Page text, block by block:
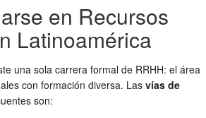
en Recursos
Latinoamérica
una sola carrera formal de RRHH: el área
con formación diversa. Las vías de
son: